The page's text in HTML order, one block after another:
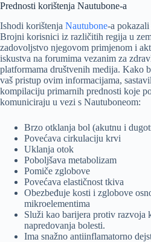
Prednosti korištenja Nautubone-a
Ishodi korištenja Nautubone-a
Brojni korisnici iz različitih regija u
zadovoljstvo njegovom primjenom i
iskustva na forumima vezanim za
platformama društvenih medija. Kako
vaš pristup ovim informacijama,
kompilaciju primarnih prednosti koje
komuniciraju u vezi s Nautuboneom:
Brzo otklanja bol (akutnu i
Povećava cirkulaciju krvi
Uklanja otok
Poboljšava metabolizam
Pomiče zglobove
Povećava elastičnost tkiva
Obezbeđuje kosti i zglobove
mikroelementima
Služi kao barijera protiv razvoja
napredovanja bolesti.
Ima snažno antiinflamatorno